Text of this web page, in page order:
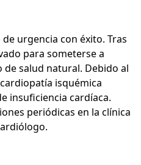
urgencia con éxito. Tras
para someterse a
salud natural. Debido al
isquémica
insuficiencia cardíaca.
periódicas en la clínica